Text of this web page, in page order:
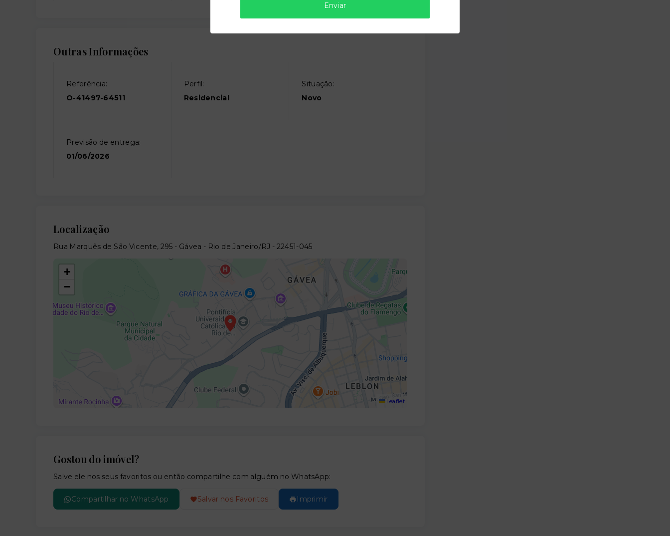
Outras Informações
Referência:
O-41497-64511
Perfil:
Residencial
Situação:
Novo
Previsão de entrega:
01/06/2026
Localização
Rua Marquês de São Vicente, 295 - Gávea - Rio de Janeiro/RJ - 22451-045
+
−
Leaflet
Gostou do imóvel?
Salve ele nos seus favoritos ou então compartilhe com alguém no WhatsApp:
Compartilhar no WhatsApp Salvar nos Favoritos Imprimir
Enviar